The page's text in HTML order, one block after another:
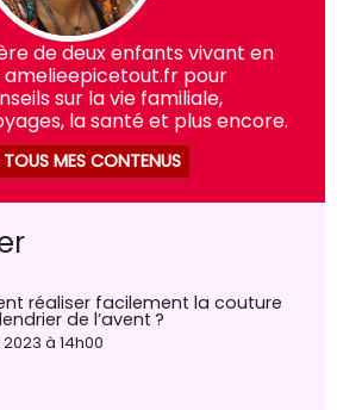
de deux enfants vivant en
amelieepicetout.fr pour
sur la vie familiale,
la santé et plus encore.
MES CONTENUS
réaliser facilement la couture
de l’avent ?
à 14h00